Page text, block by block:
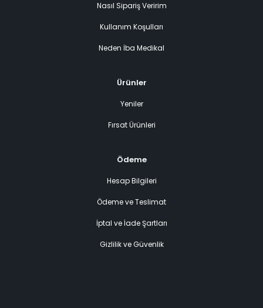
Nasıl Sipariş Veririm
Kullanım Koşulları
Neden İba Medikal
Ürünler
Yeniler
Fırsat Ürünleri
Ödeme
Hesap Bilgileri
Ödeme ve Teslimat
İptal ve İade Şartları
Gizlilik ve Güvenlik